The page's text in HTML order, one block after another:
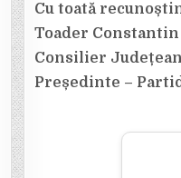
Cu toată
Toader Constantin
Consilier
Președinte –